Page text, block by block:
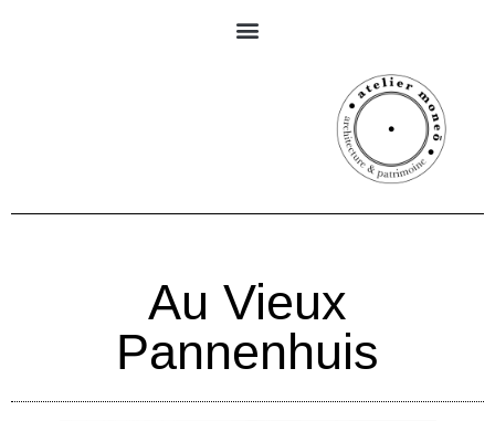
Au Vieux
Pannenhuis